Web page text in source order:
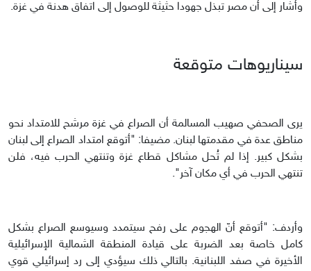
وأشار إلى أن مصر تبذل جهودا حثيثة للوصول إلى اتفاق هدنة في غزة.
سيناريوهات متوقعة
يرى الصحفي صهيب المسالمة أن الصراع في غزة مرشح للامتداد نحو
مناطق عدة في مقدمتها لبنان. مضيفا: "أتوقع امتداد الصراع إلى لبنان
بشكل كبير. إذا لم تُحل مشاكل قطاع غزة وتنتهي الحرب فيه، فلن
تنتهي الحرب في أي مكان آخر".
وأردف: "أتوقع أنّ الهجوم على رفح سيتمدد وسيوسع الصراع بشكل
كامل خاصة بعد الضربة على قيادة المنطقة الشمالية الإسرائيلية
الأخيرة في صفد اللبنانية. بالتالي ذلك سيؤدي إلى رد إسرائيلي قوي